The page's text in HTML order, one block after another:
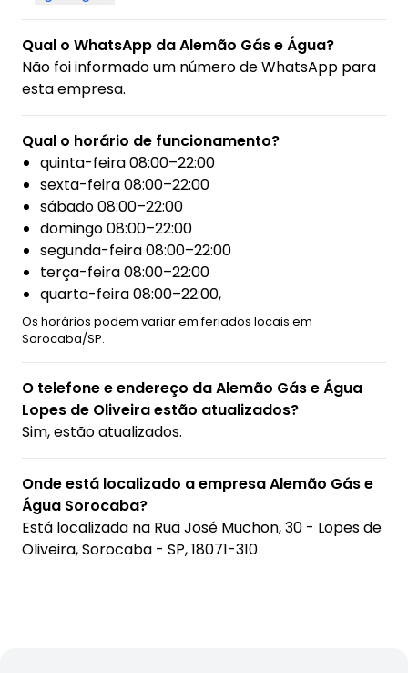
Qual o WhatsApp da Alemão Gás e Água?
Não foi informado um número de WhatsApp para
esta empresa.
Qual o horário de funcionamento?
quinta-feira 08:00–22:00
sexta-feira 08:00–22:00
sábado 08:00–22:00
domingo 08:00–22:00
segunda-feira 08:00–22:00
terça-feira 08:00–22:00
quarta-feira 08:00–22:00,
Os horários podem variar em feriados locais em
Sorocaba/SP.
O telefone e endereço da Alemão Gás e Água
Lopes de Oliveira estão atualizados?
Sim, estão atualizados.
Onde está localizado a empresa Alemão Gás e
Água Sorocaba?
Está localizada na Rua José Muchon, 30 - Lopes de
Oliveira, Sorocaba - SP, 18071-310